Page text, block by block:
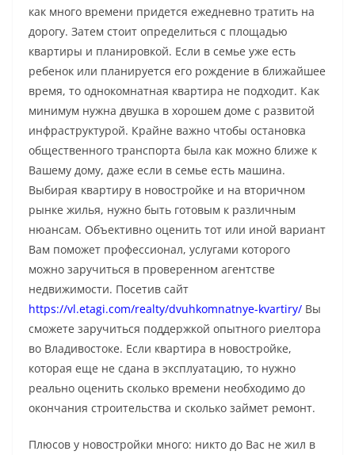
как много времени придется ежедневно тратить на
дорогу. Затем стоит определиться с площадью
квартиры и планировкой. Если в семье уже есть
ребенок или планируется его рождение в ближайшее
время, то однокомнатная квартира не подходит. Как
минимум нужна двушка в хорошем доме с развитой
инфраструктурой. Крайне важно чтобы остановка
общественного транспорта была как можно ближе к
Вашему дому, даже если в семье есть машина.
Выбирая квартиру в новостройке и на вторичном
рынке жилья, нужно быть готовым к различным
нюансам. Объективно оценить тот или иной вариант
Вам поможет профессионал, услугами которого
можно заручиться в проверенном агентстве
недвижимости. Посетив сайт
https://vl.etagi.com/realty/dvuhkomnatnye-kvartiry/ Вы
сможете заручиться поддержкой опытного риелтора
во Владивостоке. Если квартира в новостройке,
которая еще не сдана в эксплуатацию, то нужно
реально оценить сколько времени необходимо до
окончания строительства и сколько займет ремонт.
Плюсов у новостройки много: никто до Вас не жил в